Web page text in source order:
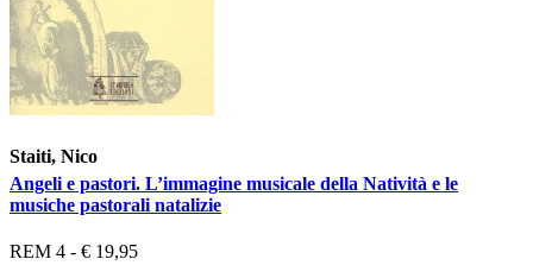
Staiti, Nico
Angeli e pastori. L’immagine musicale della Natività e le
musiche pastorali natalizie
REM 4 - € 19,95